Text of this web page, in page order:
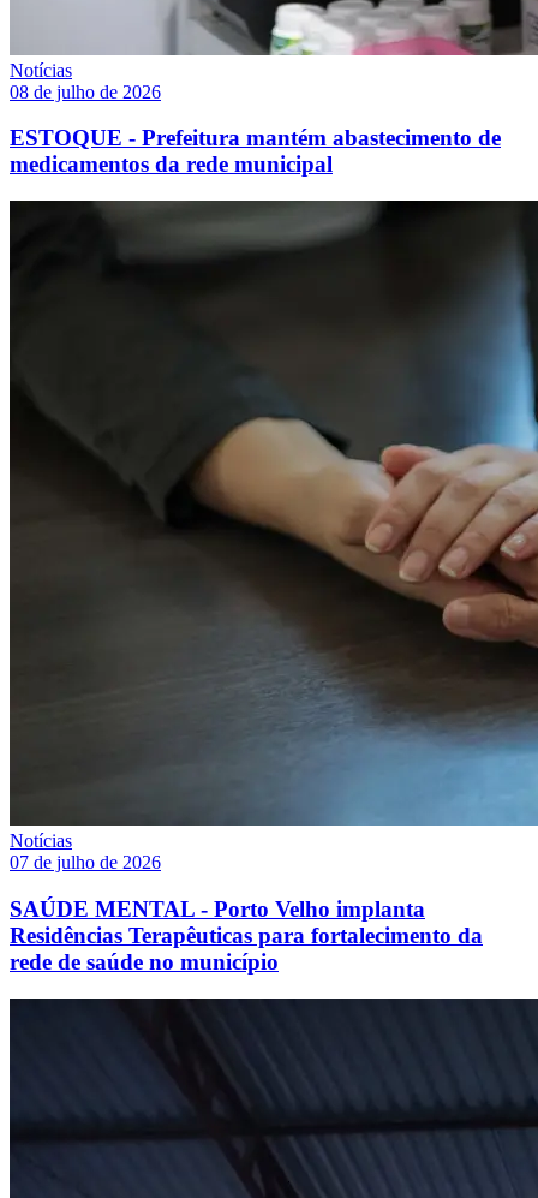
Notícias
08 de julho de 2026
ESTOQUE - Prefeitura mantém abastecimento de
medicamentos da rede municipal
Notícias
07 de julho de 2026
SAÚDE MENTAL - Porto Velho implanta
Residências Terapêuticas para fortalecimento da
rede de saúde no município